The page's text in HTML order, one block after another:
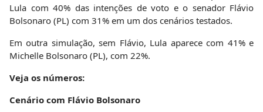
Lula com 40% das intenções de voto e o senador Flávio
Bolsonaro (PL) com 31% em um dos cenários testados.
Em outra simulação, sem Flávio, Lula aparece com 41% e
Michelle Bolsonaro (PL), com 22%.
Veja os números:
Cenário com Flávio Bolsonaro